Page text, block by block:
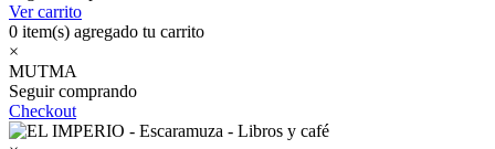
Ver carrito
0 item(s) agregado tu carrito
×
MUTMA
Seguir comprando
Checkout